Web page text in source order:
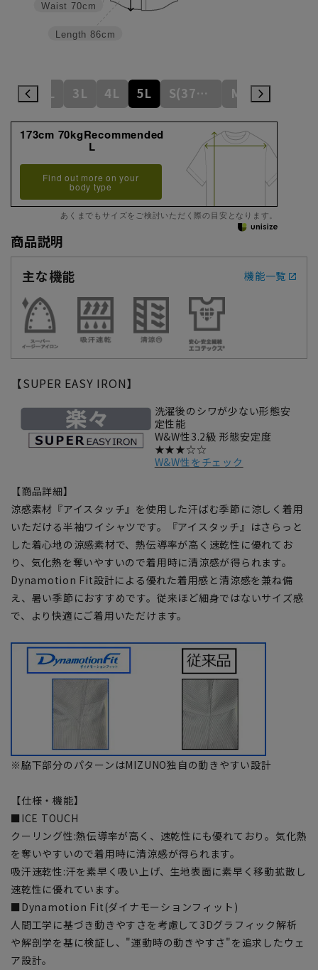
Length 86cm
Waist 70cm
LL 3L 4L 5L S(37cm) M(39cm)
173cm 70kgRecommended
L
Find out more on your
body type
あくまでもサイズをご検討いただく際の目安となります。
商品説明
主な機能
機能一覧
【SUPER EASY IRON】
洗濯後のシワが少ない形態安
定性能
W&W性3.2級 形態安定度
★★★☆☆
W&W性をチェック
【商品詳細】
涼感素材『アイスタッチ』を使用した汗ばむ季節に涼しく着用
いただける半袖ワイシャツです。『アイスタッチ』はさらっと
した着心地の涼感素材で、熱伝導率が高く速乾性に優れてお
り、気化熱を奪いやすいので着用時に清涼感が得られます。
Dynamotion Fit設計による優れた着用感と清涼感を兼ね備
え、暑い季節におすすめです。従来ほど細身ではないサイズ感
で、より快適にご着用いただけます。
※脇下部分のパターンはMIZUNO独自の動きやすい設計
【仕様・機能】
■ICE TOUCH
クーリング性:熱伝導率が高く、速乾性にも優れており。気化熱
を奪いやすいので着用時に清涼感が得られます。
吸汗速乾性:汗を素早く吸い上げ、生地表面に素早く移動拡散し
速乾性に優れています。
■Dynamotion Fit(ダイナモーションフィット)
人間工学に基づき動きやすさを考慮して3Dグラフィック解析
や解剖学を基に検証し、"運動時の動きやすさ"を追求したウェ
ア設計。